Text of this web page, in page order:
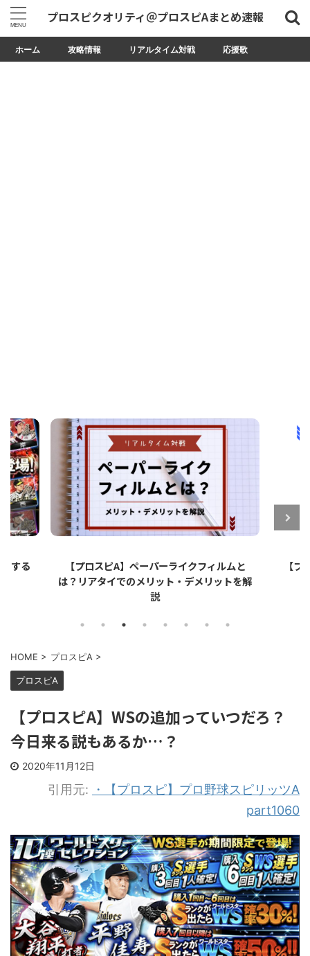
プロスピクオリティ＠プロスピAまとめ速報
ホーム 攻略情報 リアルタイム対戦 応援歌
する
【プロスピA】ペーパーライクフィルムと
は？リアタイでのメリット・デメリットを解
説
【
HOME > プロスピA >
プロスピA
【プロスピA】WSの追加っていつだろ？
今日来る説もあるか…？
2020年11月12日
引用元:
・【プロスピ】プロ野球スピリッツA
part1060